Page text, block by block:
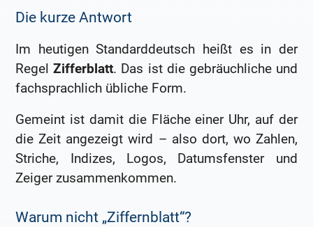
Die kurze Antwort
Im heutigen Standarddeutsch heißt es in der
RegelZifferblatt. Das ist die gebräuchliche und
fachsprachlich übliche Form.
Gemeint ist damit die Fläche einer Uhr, auf der
die Zeit angezeigt wird – also dort, wo Zahlen,
Striche, Indizes, Logos, Datumsfenster und
Zeiger zusammenkommen.
Warum nicht „Ziffernblatt“?